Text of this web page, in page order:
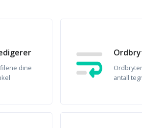
dine
antall